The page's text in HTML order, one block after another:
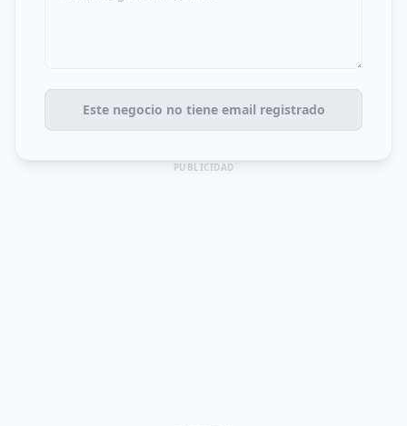
Este negocio no tiene email registrado
PUBLICIDAD